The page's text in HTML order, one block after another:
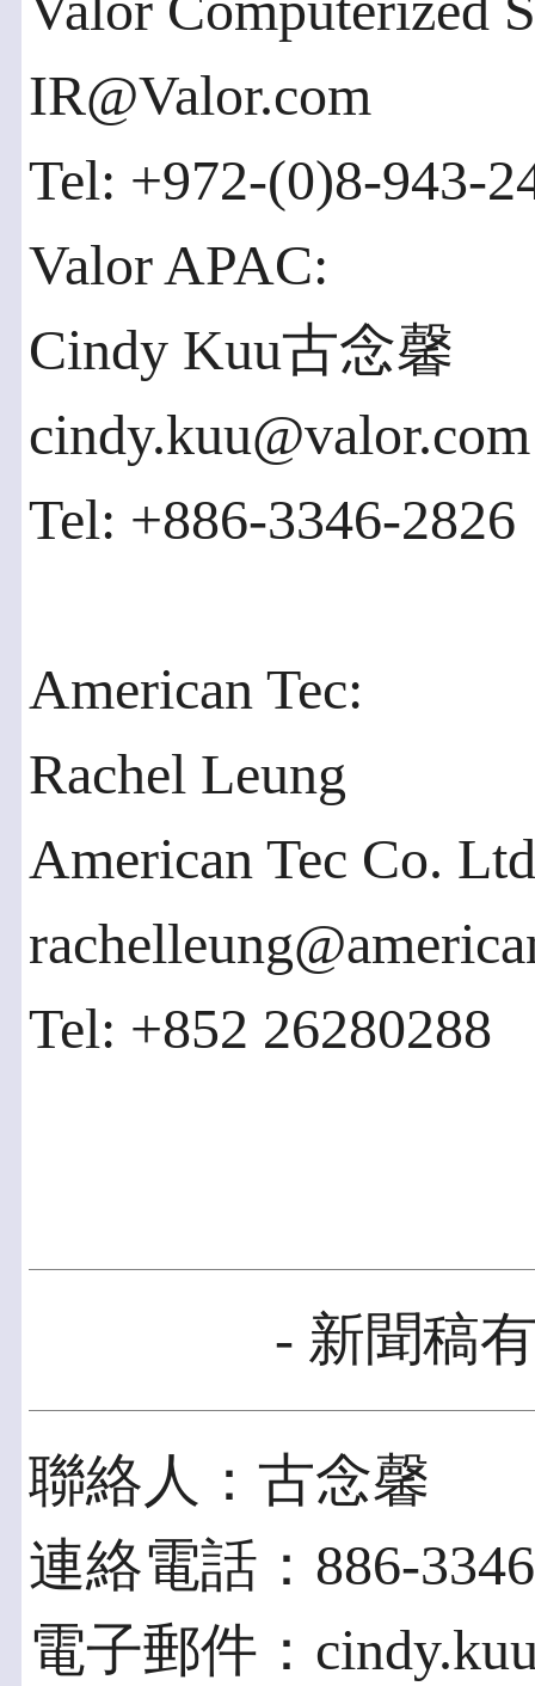
IR@Valor.com
Tel: +972-(0)8-943-
Valor APAC:
Cindy Kuu古念馨
cindy.kuu@valor.com
Tel: +886-3346-2826
American Tec:
Rachel Leung
American Tec Co.
Tel: +852 26280288
- 新聞稿
聯絡人：古念馨
連絡電話：886-
電子郵件：